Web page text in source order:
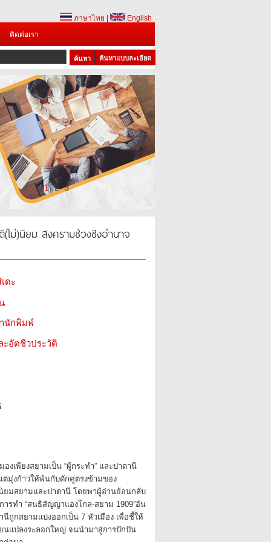
ภาษาไทย
English
ติดต่อเรา
ค้นหาแบบละเอียด
1 2 3
ไม่)นิยม สงครามช่วงชิงอำนาจ
ดะ
นักพิมพ์
ะอัตชีวประวัติ
งเพียงสยามเป็น “ผู้กระทำ” และปาตานี
ต่มุ่งก้าวให้พ้นกับดักคู่ตรงข้ามของ
ยมสยามและปาตานี โดยพาผู้อ่านย้อนกลับ
ารทำ “สนธิสัญญาแองโกล-สยาม 1909”อัน
นีถูกสยามแบ่งออกเป็น 7 หัวเมือง เพื่อชี้ให้
นแปลงระลอกใหญ่ จนนำมาสู่การปักปัน